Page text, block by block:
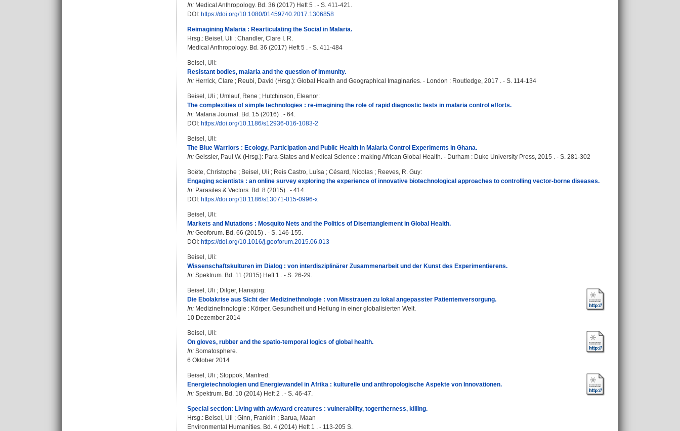
In: Medical Anthropology. Bd. 36 (2017) Heft 5 . - S. 411-421.
DOI: https://doi.org/10.1080/01459740.2017.1306858
Reimagining Malaria : Rearticulating the Social in Malaria.
Hrsg.: Beisel, Uli ; Chandler, Clare I. R.
Medical Anthropology. Bd. 36 (2017) Heft 5 . - S. 411-484
Beisel, Uli:
Resistant bodies, malaria and the question of immunity.
In: Herrick, Clare ; Reubi, David (Hrsg.): Global Health and Geographical Imaginaries. - London : Routledge, 2017 . - S. 114-134
Beisel, Uli ; Umlauf, Rene ; Hutchinson, Eleanor:
The complexities of simple technologies : re-imagining the role of rapid diagnostic tests in malaria control efforts.
In: Malaria Journal. Bd. 15 (2016) . - 64.
DOI: https://doi.org/10.1186/s12936-016-1083-2
Beisel, Uli:
The Blue Warriors : Ecology, Participation and Public Health in Malaria Control Experiments in Ghana.
In: Geissler, Paul W. (Hrsg.): Para-States and Medical Science : making African Global Health. - Durham : Duke University Press, 2015 . - S. 281-302
Boëte, Christophe ; Beisel, Uli ; Reis Castro, Luísa ; Césard, Nicolas ; Reeves, R. Guy:
Engaging scientists : an online survey exploring the experience of innovative biotechnological approaches to controlling vector-borne diseases.
In: Parasites & Vectors. Bd. 8 (2015) . - 414.
DOI: https://doi.org/10.1186/s13071-015-0996-x
Beisel, Uli:
Markets and Mutations : Mosquito Nets and the Politics of Disentanglement in Global Health.
In: Geoforum. Bd. 66 (2015) . - S. 146-155.
DOI: https://doi.org/10.1016/j.geoforum.2015.06.013
Beisel, Uli:
Wissenschaftskulturen im Dialog : von interdisziplinärer Zusammenarbeit und der Kunst des Experimentierens.
In: Spektrum. Bd. 11 (2015) Heft 1 . - S. 26-29.
Beisel, Uli ; Dilger, Hansjörg:
Die Ebolakrise aus Sicht der Medizinethnologie : von Misstrauen zu lokal angepasster Patientenversorgung.
In: Medizinethnologie : Körper, Gesundheit und Heilung in einer globalisierten Welt.
10 Dezember 2014
Beisel, Uli:
On gloves, rubber and the spatio-temporal logics of global health.
In: Somatosphere.
6 Oktober 2014
Beisel, Uli ; Stoppok, Manfred :
Energietechnologien und Energiewandel in Afrika : kulturelle und anthropologische Aspekte von Innovationen.
In: Spektrum. Bd. 10 (2014) Heft 2 . - S. 46-47.
Special section: Living with awkward creatures : vulnerability, togertherness, killing.
Hrsg.: Beisel, Uli ; Ginn, Franklin ; Barua, Maan
Environmental Humanities. Bd. 4 (2014) Heft 1 . - 113-205 S.